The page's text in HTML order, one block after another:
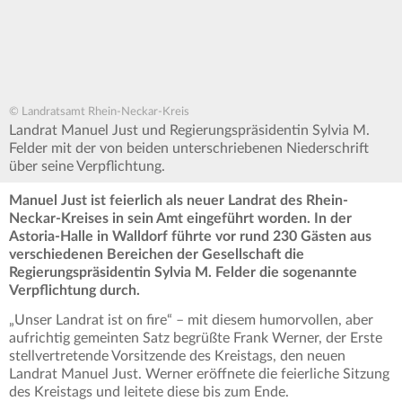
© Landratsamt Rhein-Neckar-Kreis
Landrat Manuel Just und Regierungspräsidentin Sylvia M.
Felder mit der von beiden unterschriebenen Niederschrift
über seine Verpflichtung.
Manuel Just ist feierlich als neuer Landrat des Rhein-
Neckar-Kreises in sein Amt eingeführt worden. In der
Astoria-Halle in Walldorf führte vor rund 230 Gästen aus
verschiedenen Bereichen der Gesellschaft die
Regierungspräsidentin Sylvia M. Felder die sogenannte
Verpflichtung durch.
„Unser Landrat ist on fire“ – mit diesem humorvollen, aber
aufrichtig gemeinten Satz begrüßte Frank Werner, der Erste
stellvertretende Vorsitzende des Kreistags, den neuen
Landrat Manuel Just. Werner eröffnete die feierliche Sitzung
des Kreistags und leitete diese bis zum Ende.